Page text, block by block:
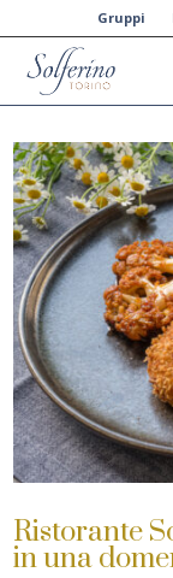
Gruppi
Ristorante
in una